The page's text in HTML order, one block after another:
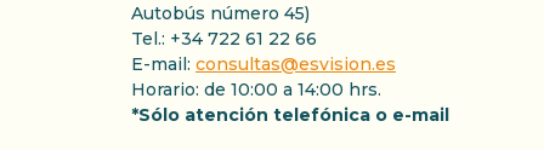
Autobús número 45)
Tel.: +34 722 61 22 66
E-mail: consultas@esvision.es
Horario: de 10:00 a 14:00 hrs.
*Sólo atención telefónica o e-mail